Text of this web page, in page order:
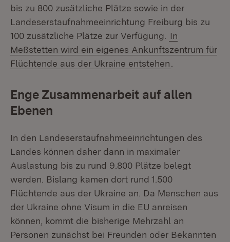
bis zu 800 zusätzliche Plätze sowie in der
Landeserstaufnahmeeinrichtung Freiburg bis zu
100 zusätzliche Plätze zur Verfügung.
In
Meßstetten wird ein eigenes Ankunftszentrum für
Flüchtende aus der Ukraine entstehen
Enge Zusammenarbeit auf allen
Ebenen
In den Landeserstaufnahmeeinrichtungen des
Landes können daher dann in maximaler
Auslastung bis zu rund 9.800 Plätze belegt
werden. Bislang kamen dort rund 1.500
Flüchtende aus der Ukraine an. Da Menschen aus
der Ukraine ohne Visum in die EU anreisen
können, kommt die bisherige Mehrzahl an
Personen zunächst bei Freunden oder Bekannten